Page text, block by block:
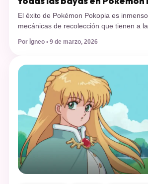
El éxito de Pokémon Pokopia es
mecánicas de recolección que tienen a
confundida. Te explicamos si es
multijugador para completar tu huerto o si
esperado lanzamiento mundial el
de 2026, Pokémon Pokopia se […]
Por Ígneo • 9 de marzo, 2026